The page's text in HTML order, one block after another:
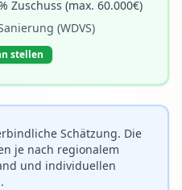
Zuschuss (max. 60.000€)
(WDVS)
stellen
Schätzung. Die
je nach regionalem
und individuellen